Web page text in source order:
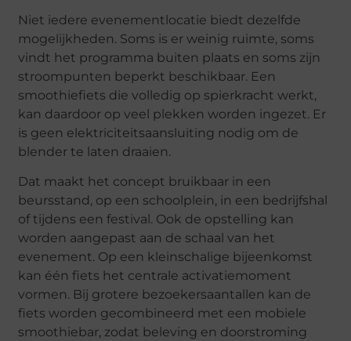
Niet iedere evenementlocatie biedt dezelfde
mogelijkheden. Soms is er weinig ruimte, soms
vindt het programma buiten plaats en soms zijn
stroompunten beperkt beschikbaar. Een
smoothiefiets die volledig op spierkracht werkt,
kan daardoor op veel plekken worden ingezet. Er
is geen elektriciteitsaansluiting nodig om de
blender te laten draaien.
Dat maakt het concept bruikbaar in een
beursstand, op een schoolplein, in een bedrijfshal
of tijdens een festival. Ook de opstelling kan
worden aangepast aan de schaal van het
evenement. Op een kleinschalige bijeenkomst
kan één fiets het centrale activatiemoment
vormen. Bij grotere bezoekersaantallen kan de
fiets worden gecombineerd met een mobiele
smoothiebar, zodat beleving en doorstroming